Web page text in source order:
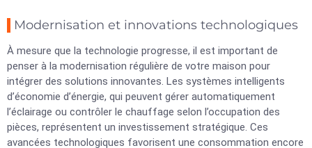
Modernisation et innovations technologiques
À mesure que la technologie progresse, il est important de
penser à la modernisation régulière de votre maison pour
intégrer des solutions innovantes. Les systèmes intelligents
d’économie d’énergie, qui peuvent gérer automatiquement
l’éclairage ou contrôler le chauffage selon l’occupation des
pièces, représentent un investissement stratégique. Ces
avancées technologiques favorisent une consommation encore